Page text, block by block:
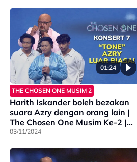
01:24
THE CHOSEN ONE MUSIM 2
Harith Iskander boleh bezakan
suara Azry dengan orang lain |
The Chosen One Musim Ke-2 |
Konsert 7
03/11/2024